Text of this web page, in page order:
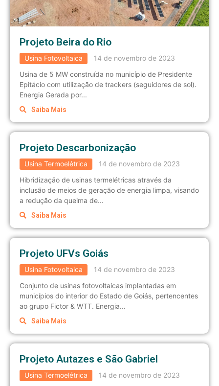
Projeto Beira do Rio
Usina Fotovoltaica
14 de novembro de 2023
Usina de 5 MW construída no município de Presidente
Epitácio com utilização de trackers (seguidores de sol).
Energia Gerada por...
Saiba Mais
Projeto Descarbonização
Usina Termoelétrica
14 de novembro de 2023
Hibridização de usinas termelétricas através da
inclusão de meios de geração de energia limpa, visando
a redução da queima de...
Saiba Mais
Projeto UFVs Goiás
Usina Fotovoltaica
14 de novembro de 2023
Conjunto de usinas fotovoltaicas implantadas em
municípios do interior do Estado de Goiás, pertencentes
ao grupo Fictor & WTT. Energia...
Saiba Mais
Projeto Autazes e São Gabriel
Usina Termoelétrica
14 de novembro de 2023